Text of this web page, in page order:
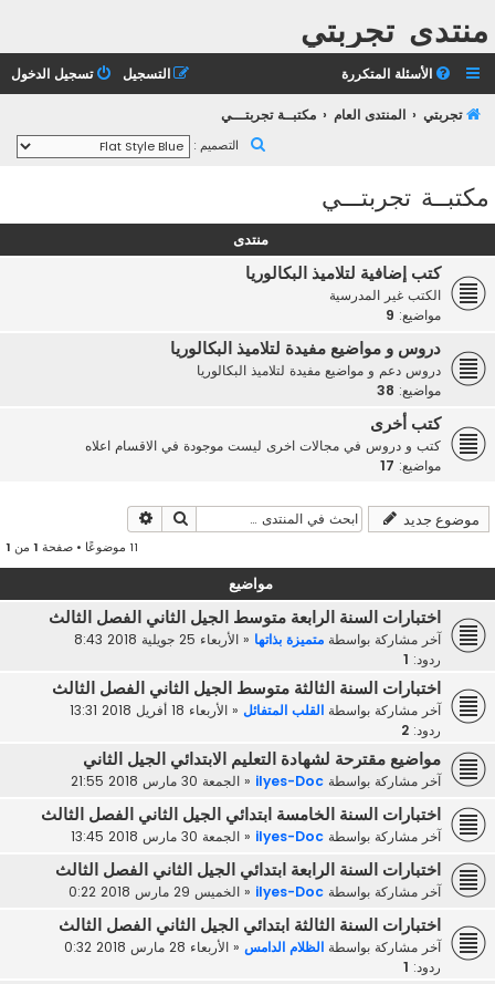
منتدى تجربتي
الأسئلة المتكررة تسجيل الدخول التسجيل
تجربتي المنتدى العام مكتبــة تجربتـــي
التصميم :
مكتبــة تجربتـــي
منتدى
كتب إضافية لتلاميذ البكالوريا
الكتب غير المدرسية
مواضيع: 9
دروس و مواضيع مفيدة لتلاميذ البكالوريا
دروس دعم و مواضيع مفيدة لتلاميذ البكالوريا
مواضيع: 38
كتب أخرى
كتب و دروس في مجالات اخرى ليست موجودة في الاقسام اعلاه
مواضيع: 17
موضوع جديد بحث
11 موضوعًا • صفحة 1 من 1
مواضيع
اختبارات السنة الرابعة متوسط الجيل الثاني الفصل الثالث
آخر مشاركة بواسطة متميزة بذاتها « الأربعاء 25 جويلية 2018 8:43
ردود: 1
اختبارات السنة الثالثة متوسط الجيل الثاني الفصل الثالث
آخر مشاركة بواسطة القلب المتفائل « الأربعاء 18 أفريل 2018 13:31
ردود: 2
مواضيع مقترحة لشهادة التعليم الابتدائي الجيل الثاني
آخر مشاركة بواسطة ilyes-Doc
« الجمعة 30 مارس 2018 21:55
اختبارات السنة الخامسة ابتدائي الجيل الثاني الفصل الثالث
آخر مشاركة بواسطة ilyes-Doc
« الجمعة 30 مارس 2018 13:45
اختبارات السنة الرابعة ابتدائي الجيل الثاني الفصل الثالث
آخر مشاركة بواسطة ilyes-Doc
« الخميس 29 مارس 2018 0:22
اختبارات السنة الثالثة ابتدائي الجيل الثاني الفصل الثالث
آخر مشاركة بواسطة الظلام الدامس « الأربعاء 28 مارس 2018 0:32
ردود: 1